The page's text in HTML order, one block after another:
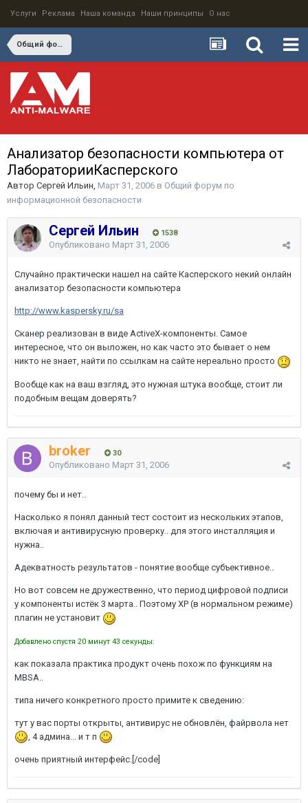
Услуги Реклама Наша команда Наши принципы О нас
Общий форум по информационной безопасности
Анализатор безопасности компьютера от
ЛабораторииКасперского
Автор Сергей Ильин, Март 31, 2006 в Общий форум по
информационной безопасности
Сергей Ильин 1538
Опубликовано Март 31, 2006
Случайно практически нашел на сайте Касперского некий онлайн
анализатор безопасности компьютера
http://www.kaspersky.ru/sa
Сканер реализован в виде ActiveX-компоненты. Самое
интересное, что он выложен, но как часто это бывает о нем
никто не знает, найти по ссылкам на сайте нереально просто
Вообще как на ваш взгляд, это нужная штука вообще, стоит ли
подобным вещам доверять?
broker 30
Опубликовано Март 31, 2006
почему бы и нет..
Насколько я понял данный тест состоит из нескольких этапов,
включая и антивирусную проверку.. для этого инсталляция и
нужна..
Адекватность результатов - понятие вообще субъективное..
Но вот совсем не дружественно, что период цифровой подписи
у компоненты истёк 3 марта.. Поэтому XP (в нормальном режиме)
плагин не установит
Добавлено спустя 20 минут 43 секунды:
как показала практика продукт очень похож по функциям на
MBSA..
типа ничего конкретного просто примите к сведению:
тут у вас порты открыты, антивирус не обновлён, файрвола нет
, 4 админа... и т п
очень приятный интерфейс.[/code]